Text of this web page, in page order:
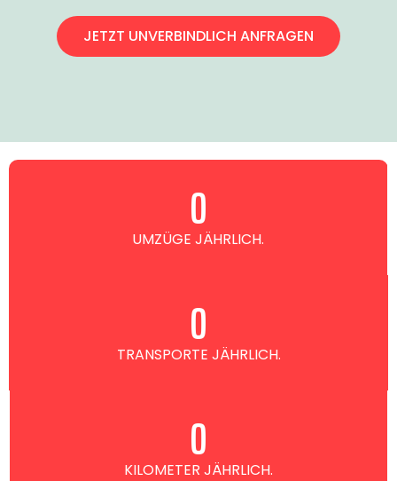
JETZT UNVERBINDLICH ANFRAGEN
UMZÜGE JÄHRLICH.
0
TRANSPORTE JÄHRLICH.
0
KILOMETER JÄHRLICH.
0